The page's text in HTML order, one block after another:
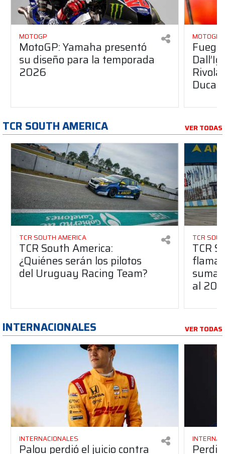
MOTOGP
MotoGP: Yamaha presentó
su diseño para la temporada
2026
MOTOGP
Ducati
TCR SOUTH AMERICA VER TODAS
TCR SOUTH AMERICA
TCR South America:
¿Quiénes serán los pilotos
del Uruguay Racing Team?
TCR
TCR
suma
al
INTERNACIONALES VER TODAS
INTERNACIONALES
Palou perdió el juicio contra